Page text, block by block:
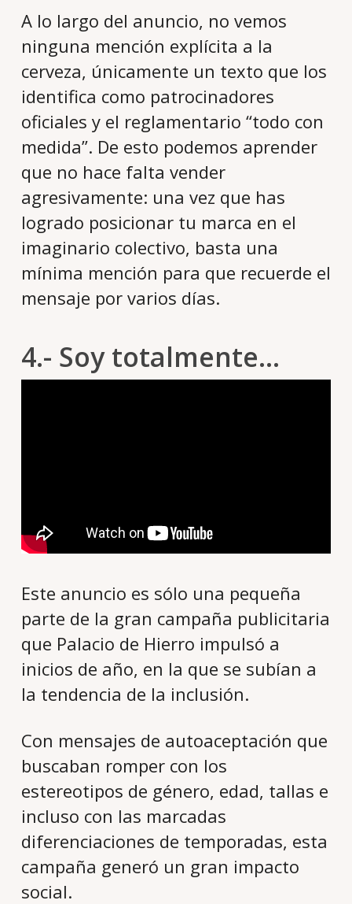
A lo largo del anuncio, no vemos
ninguna mención explícita a la
cerveza, únicamente un texto que los
identifica como patrocinadores
oficiales y el reglamentario “todo con
medida”. De esto podemos aprender
que no hace falta vender
agresivamente: una vez que has
logrado posicionar tu marca en el
imaginario colectivo, basta una
mínima mención para que recuerde el
mensaje por varios días.
4.- Soy totalmente…
Este anuncio es sólo una pequeña
parte de la gran campaña publicitaria
que Palacio de Hierro impulsó a
inicios de año, en la que se subían a
la tendencia de la inclusión.
Con mensajes de autoaceptación que
buscaban romper con los
estereotipos de género, edad, tallas e
incluso con las marcadas
diferenciaciones de temporadas, esta
campaña generó un gran impacto
social.